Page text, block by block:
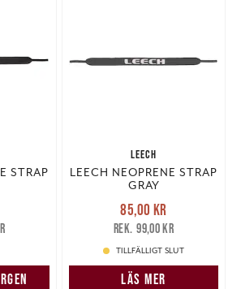
STRAP
pris
LEECH
LEECH NEOPRENE STRAP
GRAY
Nuvarande pris
85,00 krTidigare pris
99,00 kr
85,00 kr
99,00 kr
TILLFÄLLIGT SLUT
LÄS MER